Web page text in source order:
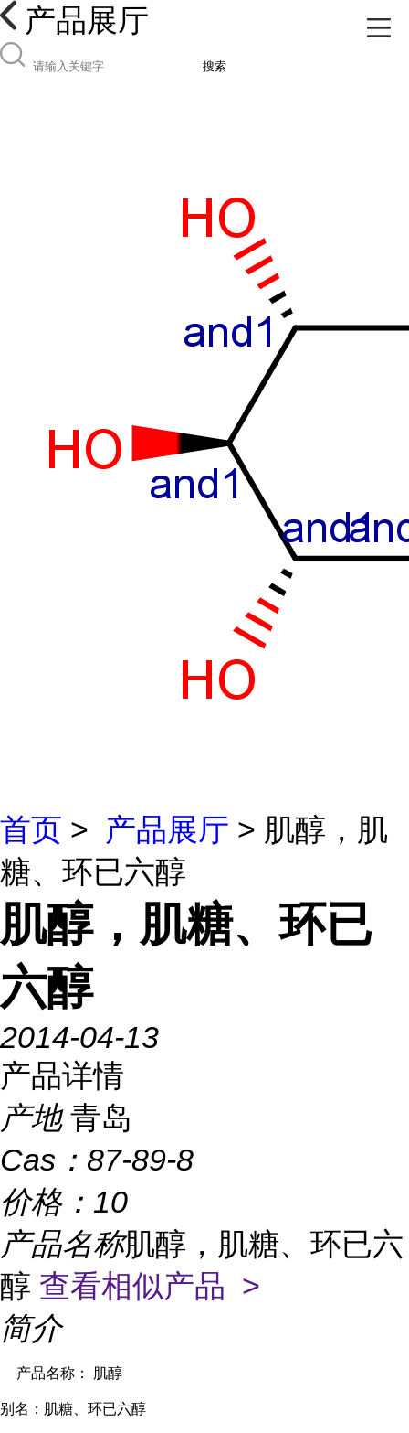
产品展厅
搜索
首页 > 产品展厅 > 肌醇，肌
糖、环已六醇
肌醇，肌糖、环已
六醇
2014-04-13
产品详情
产地 青岛
Cas： 87-89-8
价格： 10
产品名称肌醇，肌糖、环已六
醇 查看相似产品 >
简介
产品名称： 肌醇
别名：肌糖、环已六醇